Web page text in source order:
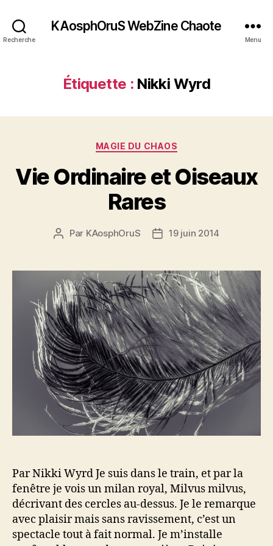
Recherche
KAosphOruS WebZine Chaote
Menu
Étiquette : Nikki Wyrd
C
t
é
g
o
i
MAGIE DU CHAOS
Vie Ordinaire et Oiseaux
Rares
A
e
u
r
d
e
l
’
a
r
t
i
c
l
Par KAosphOruS
D
e
d
e
l
’
a
r
t
i
c
l
e
19 juin 2014
Par Nikki Wyrd Je suis dans le train, et par la
fenêtre je vois un milan royal, Milvus milvus,
décrivant des cercles au-dessus. Je le remarque
avec plaisir mais sans ravissement, c’est un
spectacle tout à fait normal. Je m’installe